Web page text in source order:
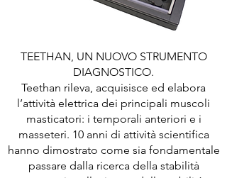
TEETHAN, UN NUOVO STRUMENTO
DIAGNOSTICO.
Teethan rileva, acquisisce ed elabora
l’attività elettrica dei principali muscoli
masticatori: i temporali anteriori e i
masseteri. 10 anni di attività scientifica
hanno dimostrato come sia fondamentale
passare dalla ricerca della stabilità